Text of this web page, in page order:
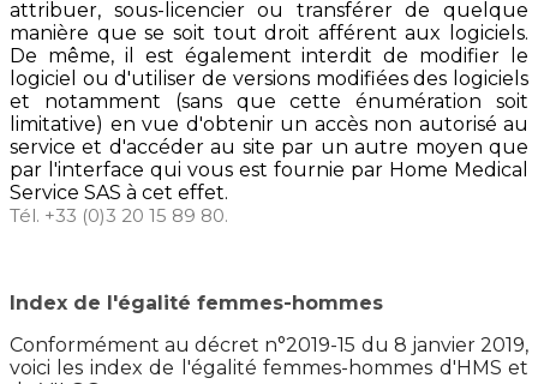
attribuer, sous-licencier ou transférer de quelque
manière que se soit tout droit afférent aux logiciels.
De même, il est également interdit de modifier le
logiciel ou d'utiliser de versions modifiées des logiciels
et notamment (sans que cette énumération soit
limitative) en vue d'obtenir un accès non autorisé au
service et d'accéder au site par un autre moyen que
par l'interface qui vous est fournie par Home Medical
Service SAS à cet effet.
Tél. +33 (0)3 20 15 89 80.
Index de l'égalité femmes-hommes
Conformément au décret n°2019-15 du 8 janvier 2019,
voici les index de l'égalité femmes-hommes d'HMS et